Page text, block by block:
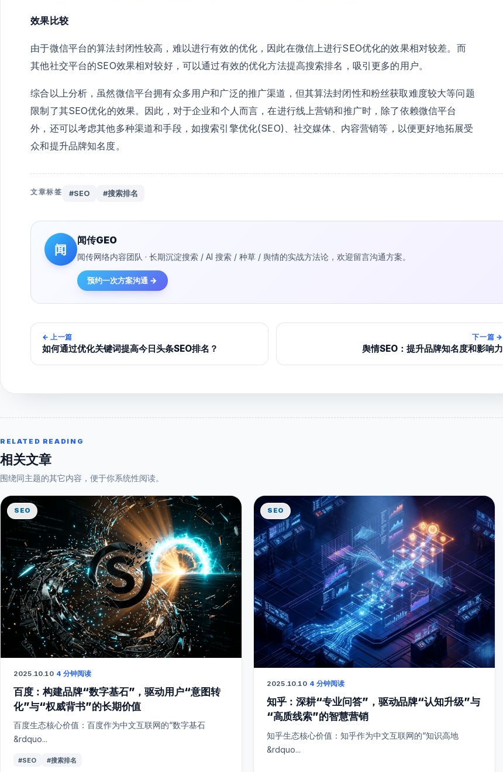
效果比较
由于微信平台的算法封闭性较高，难以进行有效的优化，因此在微信上进行SEO优化的效果相对较差。而
其他社交平台的SEO效果相对较好，可以通过有效的优化方法提高搜索排名，吸引更多的用户。
综合以上分析，虽然微信平台拥有众多用户和广泛的推广渠道，但其算法封闭性和粉丝获取难度较大等问题
限制了其SEO优化的效果。因此，对于企业和个人而言，在进行线上营销和推广时，除了依赖微信平台
外，还可以考虑其他多种渠道和手段，如搜索引擎优化(SEO)、社交媒体、内容营销等，以便更好地拓展受
众和提升品牌知名度。
文章标签 #SEO #搜索排名
闻
闻传GEO
闻传网络内容团队 · 长期沉淀搜索 / AI 搜索 / 种草 / 舆情的实战方法论，欢迎留言沟通方案。
预约一次方案沟通 →
← 上一篇
如何通过优化关键词提高今日头条SEO排名？
下一篇 →
舆情SEO：提升品牌知名度和影响力
RELATED READING
相关文章
围绕同主题的其它内容，便于你系统性阅读。
SEO
2025.10.10·4 分钟阅读
百度：构建品牌“数字基石”，驱动用户“意图转
化”与“权威背书”的长期价值
百度生态核心价值：百度作为中文互联网的“数字基石
&rdquo...
#SEO #搜索排名
SEO
2025.10.10·4 分钟阅读
知乎：深耕“专业问答”，驱动品牌“认知升级”与
“高质线索”的智慧营销
知乎生态核心价值：知乎作为中文互联网的“知识高地
&rdquo...